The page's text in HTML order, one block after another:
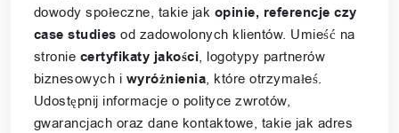
dowody społeczne, takie jak opinie, referencje czy
case studies od zadowolonych klientów. Umieść na
stronie certyfikaty jakości, logotypy partnerów
biznesowych i wyróżnienia, które otrzymałeś.
Udostępnij informacje o polityce zwrotów,
gwarancjach oraz dane kontaktowe, takie jak adres